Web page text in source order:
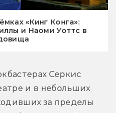
«Кинг Конга»:
и Наоми Уоттс в
Серкис
и в небольших
за пределы